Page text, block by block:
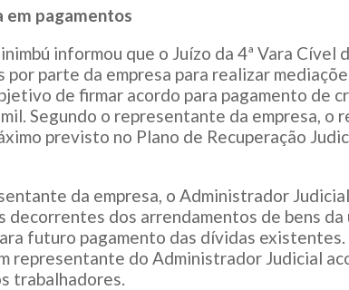
em pagamentos
informou que o Juízo da 4ª Vara Cível
por parte da empresa para realizar
de firmar acordo para pagamento de
Segundo o representante da empresa,
previsto no Plano de Recuperação
da empresa, o Administrador
decorrentes dos arrendamentos de bens da
futuro pagamento das dívidas
representante do Administrador Judicial
trabalhadores.